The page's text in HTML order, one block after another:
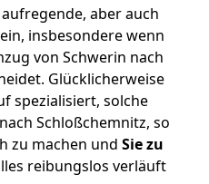
aber auch
insbesondere wenn
von Schwerin nach
Glücklicherweise
spezialisiert, solche
Schloßchemnitz, so
zu machen und Sie zu
reibungslos verläuft